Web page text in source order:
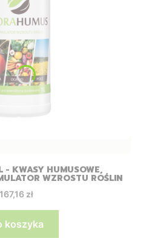
- KWASY HUMUSOWE,
WZROSTU ROŚLIN
Cena
167,16 zł
koszyka